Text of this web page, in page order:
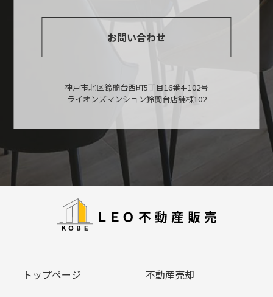
お問い合わせ
神戸市北区鈴蘭台西町5丁目16番4-102号
ライオンズマンション鈴蘭台店舗棟102
トップページ 不動産売却